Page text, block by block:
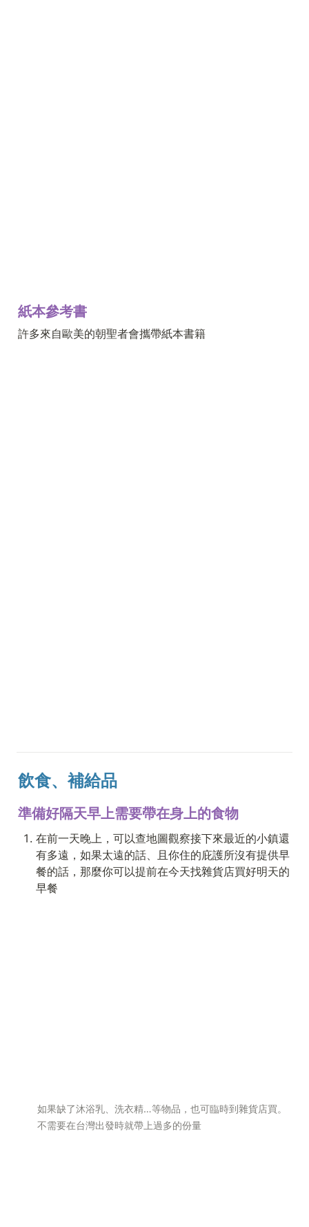
紙本參考書
許多來自歐美的朝聖者會攜帶紙本書籍
飲食、補給品
準備好隔天早上需要帶在身上的食物
在前一天晚上，可以查地圖觀察接下來最近的小鎮還
有多遠，如果太遠的話、且你住的庇護所沒有提供早
餐的話，那麼你可以提前在今天找雜貨店買好明天的
早餐
如果缺了沐浴乳、洗衣精…等物品，也可臨時到雜貨店買。
不需要在台灣出發時就帶上過多的份量